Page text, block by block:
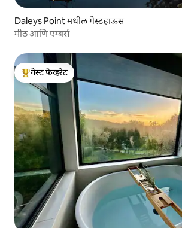
Daleys Point मधील गेस्टहाऊस
मीठ आणि एम्बर्स
टॉप गेस्ट फेव्हरेट
गेस्ट फेव्हरेट